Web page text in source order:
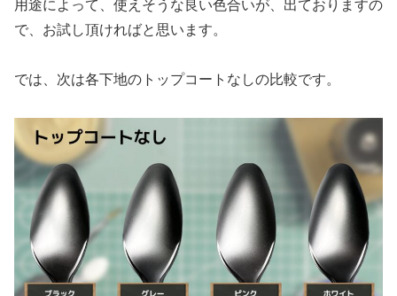
用途によって、使えそうな良い色合いが、出ておりますの
で、お試し頂ければと思います。
では、次は各下地のトップコートなしの比較です。